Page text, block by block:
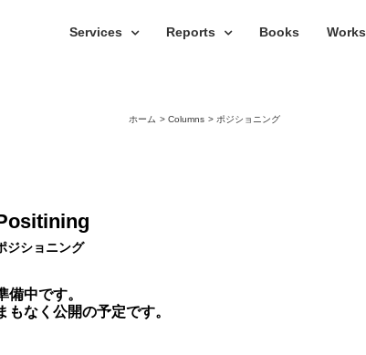
Services Reports Books Works
ホーム Columns ポジショニング
ジショニング
備中です。
もなく公開の予定です。